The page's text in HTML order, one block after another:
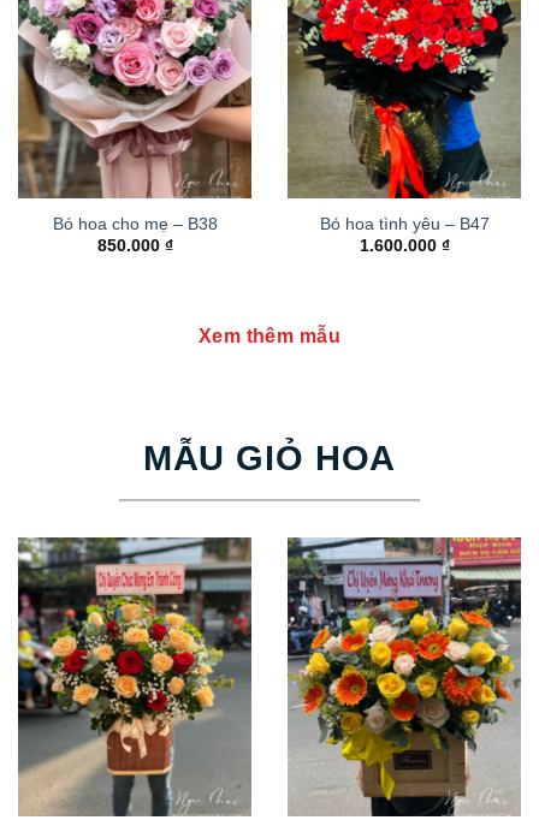
Bó hoa cho mẹ – B38
850.000 ₫
Bó hoa tình yêu – B47
1.600.000 ₫
Xem thêm mẫu
MẪU GIỎ HOA